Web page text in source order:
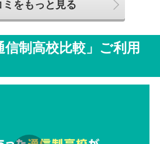
ミをもっと見る
制高校比較」ご利用